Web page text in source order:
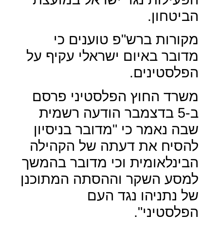
הביטחון.
מקורות ברש"פ טוענים כי
מדובר באיום ישראלי עקיף על
הפלסטינים.
משרד החוץ הפלסטיני פרסם
ב-5 בדצמבר הודעה רשמית
שבה נאמר כי "מדובר בניסיון
להסיח את דעתה של הקהילה
הבינלאומית וכי מדובר בהמשך
למסע השקר וההסתה המתוכנן
של נתניהו נגד העם
הפלסטיני".